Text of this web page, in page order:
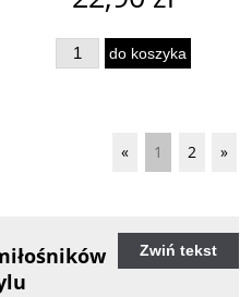
do koszyka
« 1 2 »
Zwiń tekst